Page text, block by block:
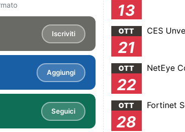
Iscriviti
Aggiungi
Seguici
13
OTT
21
CES
OTT
22
NetEye
OTT
28
Fortinet